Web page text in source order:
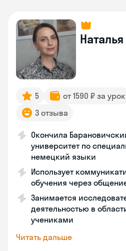
Наталья
5 от 1590 ₽ за урок
3 отзыва
Окончила
университет по
немецкий языки
Использует
обучения через
Занимается
деятельностью в
учениками
Читать дальше